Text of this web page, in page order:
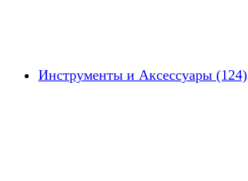
Инструменты и Аксессуары (124)